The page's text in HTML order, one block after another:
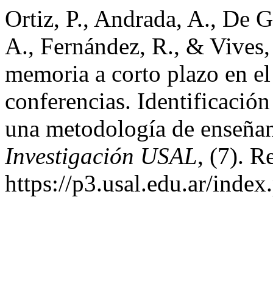
Ortiz, P., Andrada, A., De
A., Fernández, R., &
memoria a corto plazo en
conferencias.
una metodología de
Investigación USAL, (7).
https://p3.usal.edu.ar/